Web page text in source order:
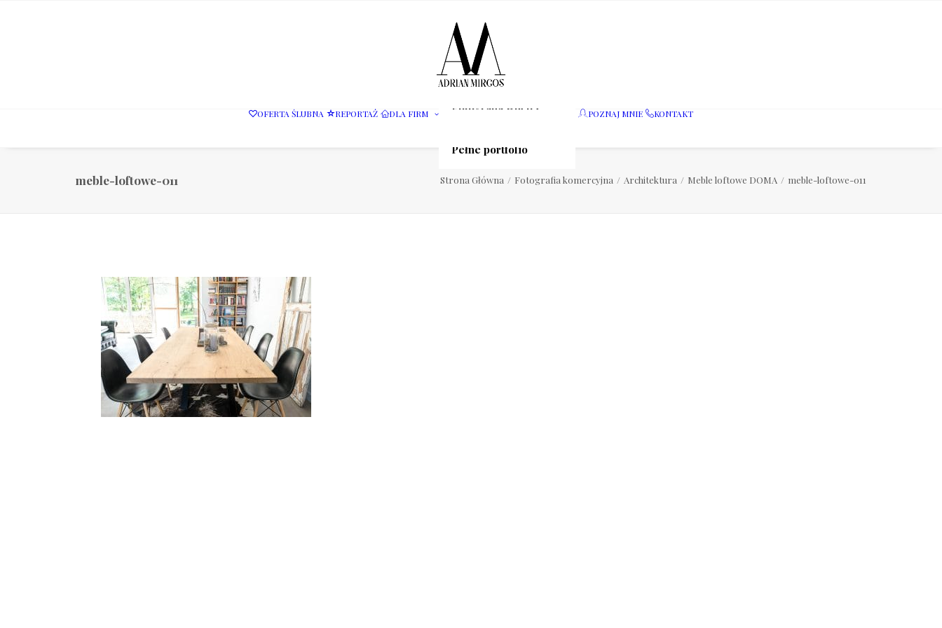
OFERTA ŚLUBNA REPORTAŻ DLA FIRM
Fotografia wnętrz
Pełne portfolio
POZNAJ MNIE KONTAKT
meble-loftowe-011 Strona Główna Fotografia komercyjna Architektura Meble loftowe DOMA meble-loftowe-011